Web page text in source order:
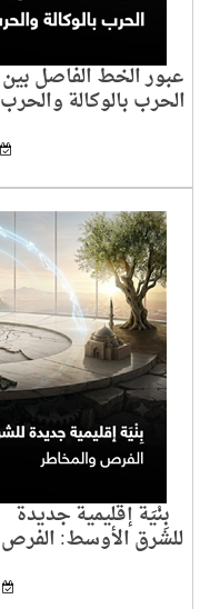
عبور الخط الفاصل بين
الحرب بالوكالة والحرب
بِنْيَة إقليمية جديدة
للشرق الأوسط: الفرص